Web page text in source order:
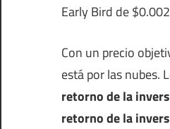
Early Bird de
Con un precio
está por las nubes.
retorno de la
retorno de la